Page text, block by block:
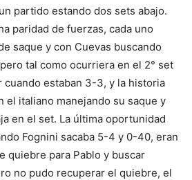
partido estando dos sets abajo.
paridad de fuerzas, cada uno
saque y con Cuevas buscando
tal como ocurriera en el 2° set
cuando estaban 3-3, y la historia
el italiano manejando su saque y
en el set. La última oportunidad
Fognini sacaba 5-4 y 0-40, eran
quiebre para Pablo y buscar
no pudo recuperar el quiebre, el